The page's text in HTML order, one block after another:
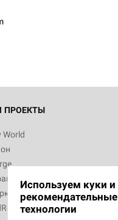
ПРОЕКТЫ
World
Используем куки и
рекомендательные
технологии